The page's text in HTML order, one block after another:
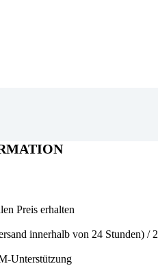
Preis erhalten
innerhalb von 24 Stunden) /
Unterstützung